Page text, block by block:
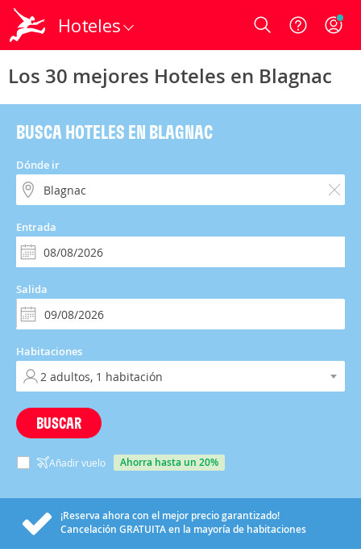
Hoteles Login
Los 30 mejores Hoteles en Blagnac
BUSCA HOTELES EN BLAGNAC
Dónde ir
Entrada
Salida
Habitaciones
BUSCAR
Añadir vuelo ahorra hasta un 20%
¡Reserva ahora con el mejor precio garantizado!
Cancelación GRATUITAen la mayoría de habitaciones